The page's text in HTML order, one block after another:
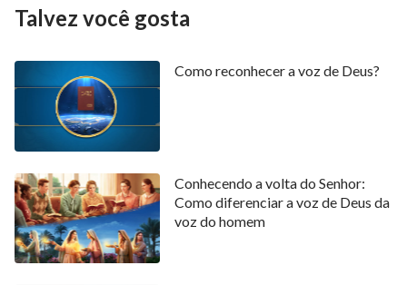
Talvez você gosta
Como reconhecer a voz de Deus?
Conhecendo a volta do Senhor:
Como diferenciar a voz de Deus da
voz do homem